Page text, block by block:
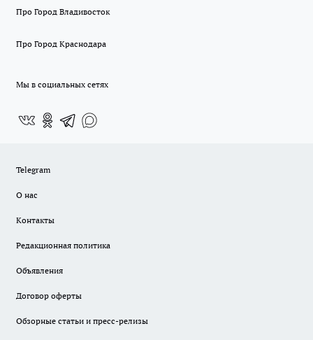
Про Город Владивосток
Про Город Краснодара
Мы в социальных сетях
Telegram
О нас
Контакты
Редакционная политика
Объявления
Договор оферты
Обзорные статьи и пресс-релизы